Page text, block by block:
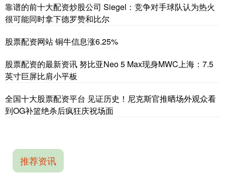
靠谱的前十大配资炒股公司 Siegel：竞争对手球队认为热火
很可能同时拿下德罗赞和比尔
股票配资网站 铜牛信息涨6.25%
股票配资的最新资讯 努比亚Neo 5 Max现身MWC上海：7.5
英寸巨屏比肩小平板
全国十大股票配资平台 见证历史！尼克斯官推晒场外观众看
到OG补篮绝杀后疯狂庆祝场面
推荐资讯